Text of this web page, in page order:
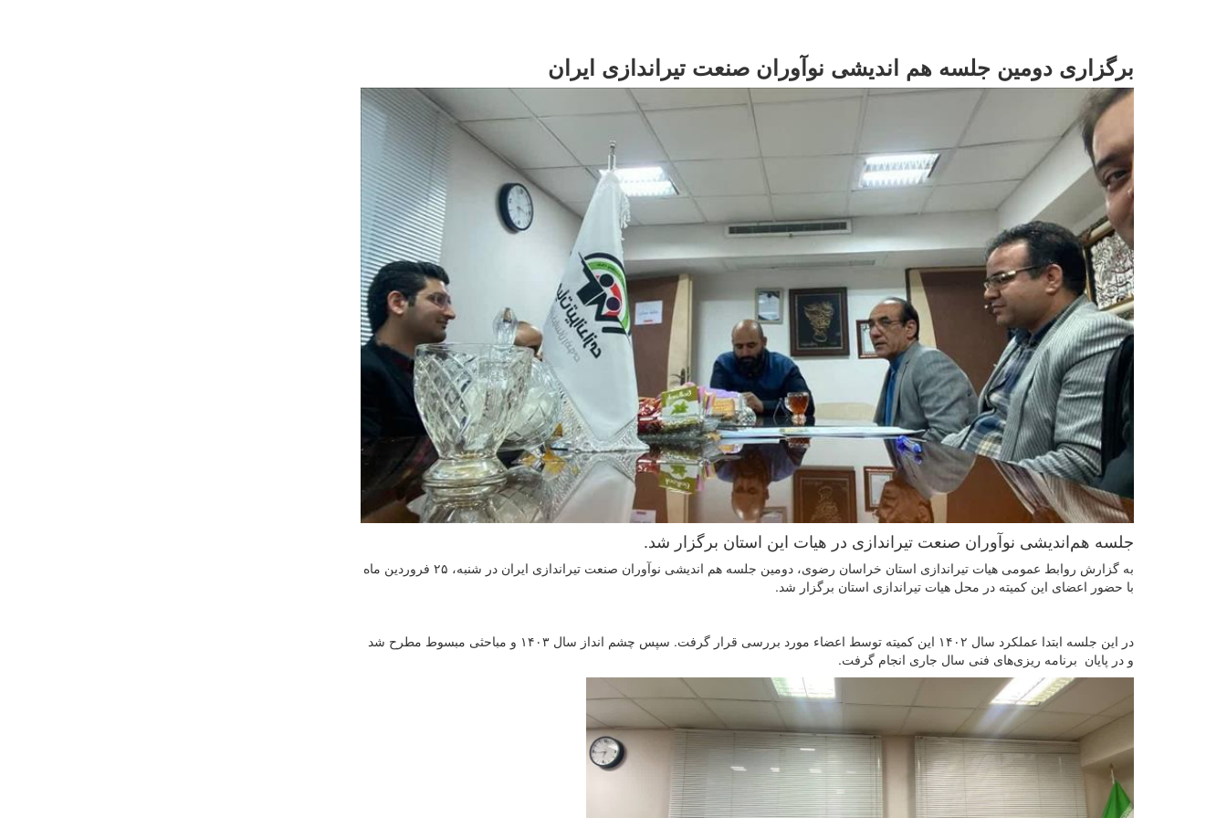
برگزاری دومین جلسه هم اندیشی نوآوران صنعت تیراندازی ایران
جلسه هم‌اندیشی نوآوران صنعت تیراندازی در هیات این استان برگزار شد.
به گزارش روابط عمومی هیات تیراندازی استان خراسان رضوی، دومین جلسه هم اندیشی نوآوران صنعت تیراندازی ایران در شنبه، ۲۵ فروردین ماه
با حضور اعضای این کمیته در محل هیات تیراندازی استان برگزار شد.
در این جلسه ابتدا عملکرد سال ۱۴۰۲ این کمیته توسط اعضاء مورد بررسی قرار گرفت. سپس چشم انداز سال ۱۴۰۳ و مباحثی مبسوط مطرح شد
و در پایان برنامه ریزی‌های فنی سال جاری انجام گرفت.